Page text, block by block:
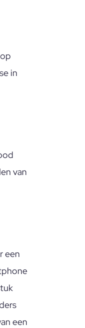
in
van
een
een